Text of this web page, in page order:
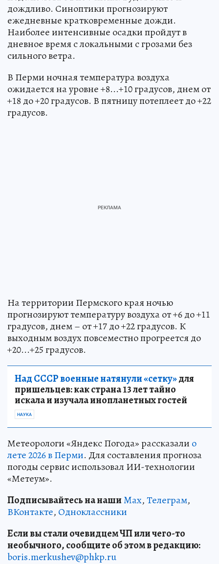
дождливо. Синоптики прогнозируют
ежедневные кратковременные дожди.
Наиболее интенсивные осадки пройдут в
дневное время с локальными с грозами без
сильного ветра.
В Перми ночная температура воздуха
ожидается на уровне +8...+10 градусов, днем от
+18 до +20 градусов. В пятницу потеплеет до +22
градусов.
На территории Пермского края ночью
прогнозируют температуру воздуха от +6 до +11
градусов, днем – от +17 до +22 градусов. К
выходным воздух повсеместно прогреется до
+20...+25 градусов.
Над СССР военные натянули «сетку»для
пришельцев: как страна 13 лет тайно
искала и изучала инопланетных гостей
НАУКА
Метеорологи «Яндекс Погода» рассказали о
лете 2026 в Перми. Для составления прогноза
погоды сервис использовал ИИ-технологии
«Метеум».
Подписывайтесь на нашиMax,Телеграм,
ВКонтакте, Одноклассники
Если вы стали очевидцем ЧП или чего-то
необычного, сообщите об этом в редакцию:
boris.merkushev@phkp.ru